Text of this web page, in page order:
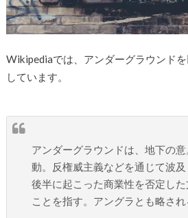
Wikipediaでは、アンダーグラウンド
しています。
アンダーグラウンドは、地下の
動。反権威主義などを通じて波
後半に起こった商業性を否定し
ことを指す。アングラとも略され